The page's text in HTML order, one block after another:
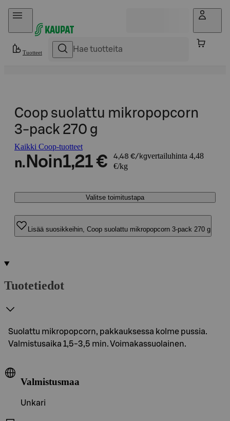
Hyppää sisältöön
Tuotteet
Coop suolattu mikropopcorn
3-pack 270 g
Kaikki Coop-tuotteet
n. Noin1,21 € 4,48 €/kgvertailuhinta 4,48
€/kg
Valitse toimitustapa
Lisää suosikkeihin, Coop suolattu mikropopcorn 3-pack 270 g
Tuotetiedot
Suolattu mikropopcorn, pakkauksessa kolme pussia.
Valmistusaika 1,5-3,5 min. Voimakassuolainen.
Valmistusmaa
Unkari